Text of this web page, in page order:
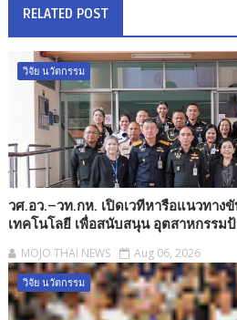
RELATED POST
วิจัย นวัตกรรม
วศ.อว.–วท.กห. เปิดเวทีหารือแนวทาง
เทคโนโลยี เพื่อสนับสนุน อุตสาหกรรม
MOJO THAI NEWS Aug 06, 2026
วิจัย นวัตกรรม